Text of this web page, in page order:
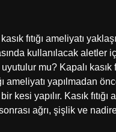
fıtığı ameliyatı
kullanılacak aletler
mu? Kapalı kasık
ameliyatı yapılmadan
kesi yapılır. Kasık fıtığı
ağrı, şişlik ve